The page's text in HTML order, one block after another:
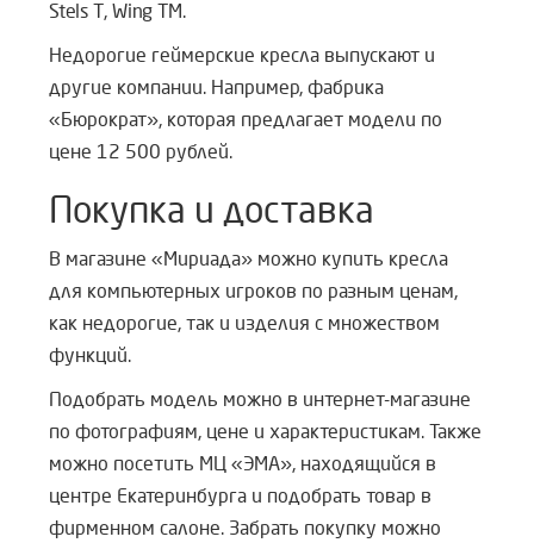
Stels T, Wing TM.
Недорогие геймерские кресла выпускают и
другие компании. Например, фабрика
«Бюрократ», которая предлагает модели по
цене 12 500 рублей.
Покупка и доставка
В магазине «Мириада» можно купить кресла
для компьютерных игроков по разным ценам,
как недорогие, так и изделия с множеством
функций.
Подобрать модель можно в интернет-магазине
по фотографиям, цене и характеристикам. Также
можно посетить МЦ «ЭМА», находящийся в
центре Екатеринбурга и подобрать товар в
фирменном салоне. Забрать покупку можно